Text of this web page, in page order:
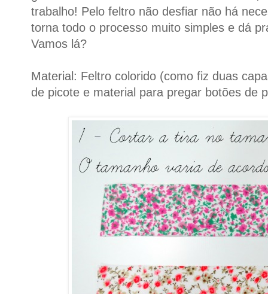
trabalho! Pelo feltro não desfiar não há
torna todo o processo muito simples e dá
Vamos lá?
Material: Feltro colorido (como fiz duas
de picote e material para pregar botões de